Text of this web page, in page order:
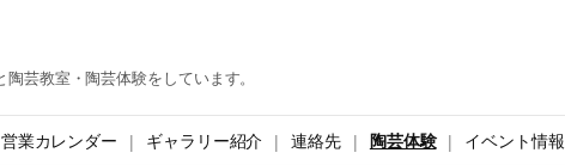
芸教室・陶芸体験をしています。
営業カレンダー ギャラリー紹介 連絡先 陶芸体験 イベント情報